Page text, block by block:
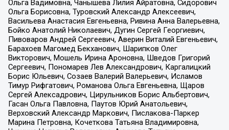
Ольга Вадимовна, Чанышева Лилия Айратовна, Сидорович
Ольга Борисовна, Туровский Александр Алексеевич,
Васильева Анастасия Евгеньевна, Ривина Анна Валерьевна,
Бойко Анатолий Николаевич, Дугин Сергей Георгиевич,
Пивоваров Андрей Сергеевич, Аверин Виталий Евгеньевич,
Барахоев Магомед Бекханович, Шарипков Олег
Викторович, Мошель Ирина Ароновна, Шведов Григорий
Сергеевич, Пономарев Лев Александрович, Каргалицкий
Борис Юльевич, Созаев Валерий Валерьевич, Исламов
Тимур Рифгатович, Романова Ольга Евгеньевна, Щаров
Сергей Алексадрович, Цирульников Борис Альбертович,
Гасан Ольга Павловна, Паутов Юрий Анатольевич,
Верховский Александр Маркович, Пислакова-Паркер
Марина Петровна, Кочеткова Татьяна Владимировна,